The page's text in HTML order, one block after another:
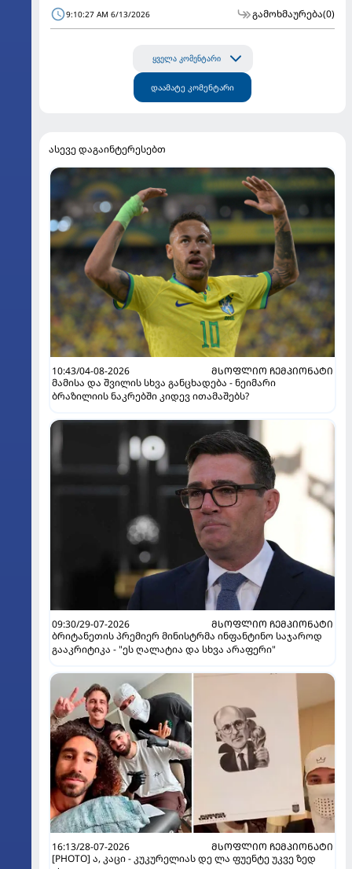
9:10:27 AM 6/13/2026 გამოხმაურება(0)
ყველა კომენტარი
დაამატე კომენტარი
ასევე დაგაინტერესებთ
10:43/04-08-2026
ᲛᲡᲝᲤᲚᲘᲝ ᲩᲔᲛᲞᲘᲝᲜᲐᲢᲘ
მამისა და შვილის სხვა განცხადება - ნეიმარი
ბრაზილიის ნაკრებში კიდევ ითამაშებს?
09:30/29-07-2026
ᲛᲡᲝᲤᲚᲘᲝ ᲩᲔᲛᲞᲘᲝᲜᲐᲢᲘ
ბრიტანეთის პრემიერ მინისტრმა ინფანტინო საჯაროდ
გააკრიტიკა - "ეს ღალატია და სხვა არაფერი"
16:13/28-07-2026
ᲛᲡᲝᲤᲚᲘᲝ ᲩᲔᲛᲞᲘᲝᲜᲐᲢᲘ
[PHOTO] ა, კაცი - კუკურელიას დე ლა ფუენტე უკვე ზედ